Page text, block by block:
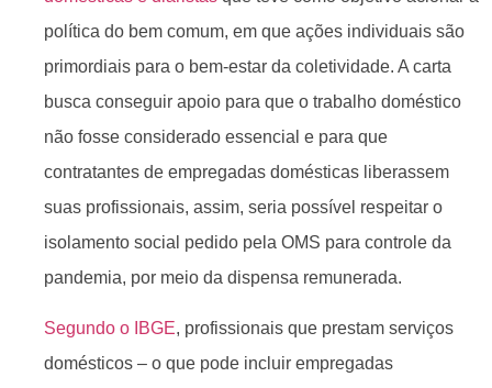
política do bem comum, em que ações individuais são
primordiais para o bem-estar da coletividade. A carta
busca conseguir apoio para que o trabalho doméstico
não fosse considerado essencial e para que
contratantes de empregadas domésticas liberassem
suas profissionais, assim, seria possível respeitar o
isolamento social pedido pela OMS para controle da
pandemia, por meio da dispensa remunerada.
Segundo o IBGE, profissionais que prestam serviços
domésticos – o que pode incluir empregadas